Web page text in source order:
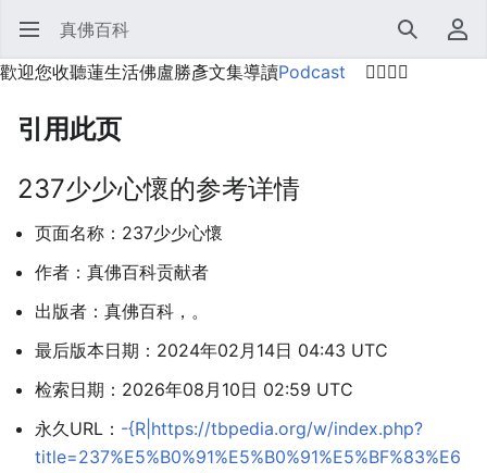
打开主菜单 真佛百科 搜索
用户菜单
歡迎您收聽蓮生活佛盧勝彥文集導讀Podcast 🙋‍♂️🙋‍♀️
引用此页
237少少心懷的参考详情
页面名称：237少少心懷
作者：真佛百科贡献者
出版者：真佛百科，。
最后版本日期：2024年02月14日 04:43 UTC
检索日期：2026年08月10日 02:59 UTC
永久URL： -{R|https://tbpedia.org/w/index.php?
title=237%E5%B0%91%E5%B0%91%E5%BF%83%E6